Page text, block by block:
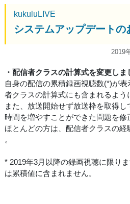
kukuluLIVE
システムアップデートの
2019
・配信者クラスの計算式を変更しま
自身の配信の累積録画視聴数(*)が
者クラスの計算式にも含まれるよう
また、放送開始せず放送枠を取得
時間を増やすことができた問題を修
ほとんどの方は、配信者クラスの
。
* 2019年3月以降の録画視聴に限り
は累積値に含まれません。